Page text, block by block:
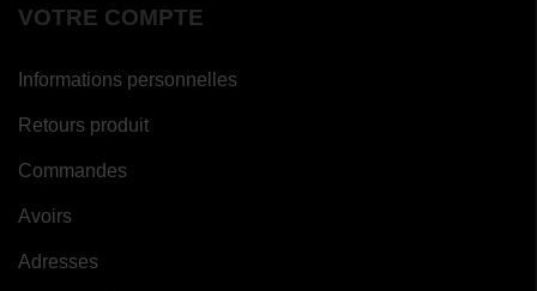
VOTRE COMPTE
Informations personnelles
Retours produit
Commandes
Avoirs
Adresses